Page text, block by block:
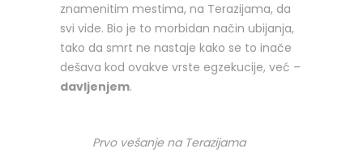
znamenitim mestima, na Terazijama, da
svi vide. Bio je to morbidan način ubijanja,
tako da smrt ne nastaje kako se to inače
dešava kod ovakve vrste egzekucije, već –
davljenjem.
Prvo vešanje na Terazijama